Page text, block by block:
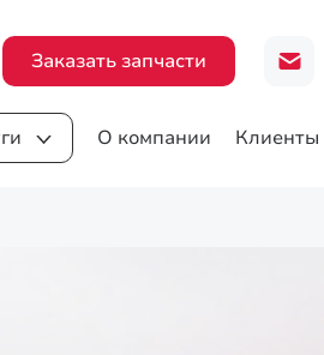
О компании Клиенты
Заказать запчасти